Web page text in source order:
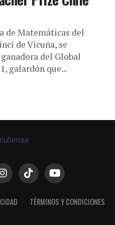
de Matemáticas del
de Vicuña, se
del Global
galardón que...
TÉRMINOS Y CONDICIONES